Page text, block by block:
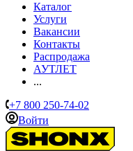
Каталог
Услуги
Вакансии
Контакты
Распродажа
АУТЛЕТ
...
+7 800 250-74-02
Войти